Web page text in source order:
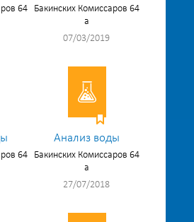
64
Бакинских Комиссаров 64
а
07/03/2019
64
Анализ воды
Бакинских Комиссаров 64
а
27/07/2018